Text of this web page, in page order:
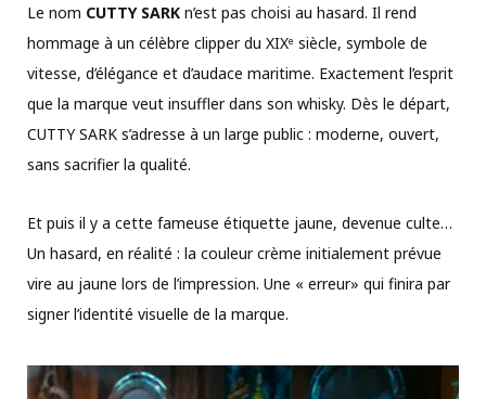
Le nom CUTTY SARK n’est pas choisi au hasard. Il rend
hommage à un célèbre clipper du XIXᵉ siècle, symbole de
vitesse, d’élégance et d’audace maritime. Exactement l’esprit
que la marque veut insuffler dans son whisky. Dès le départ,
CUTTY SARK s’adresse à un large public : moderne, ouvert,
sans sacrifier la qualité.
Et puis il y a cette fameuse étiquette jaune, devenue culte…
Un hasard, en réalité : la couleur crème initialement prévue
vire au jaune lors de l’impression. Une « erreur» qui finira par
signer l’identité visuelle de la marque.